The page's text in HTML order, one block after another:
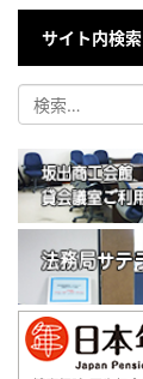
サイト内検索